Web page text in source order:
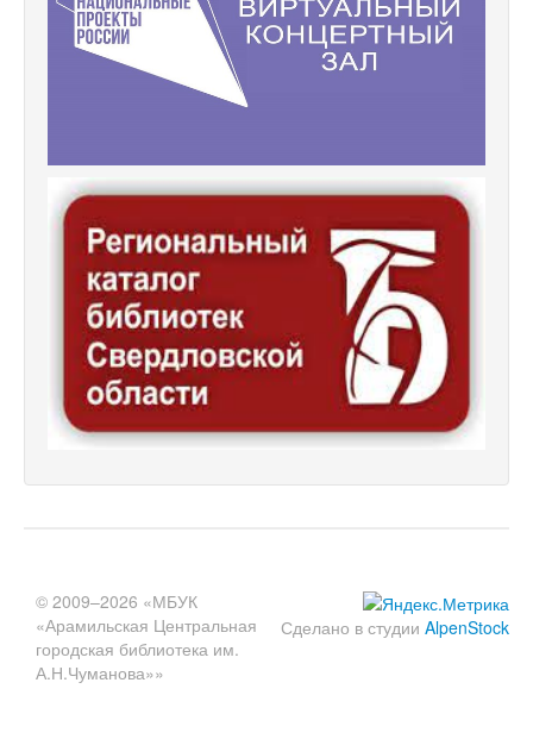
Сделано в студии AlpenStock
© 2009–2026 «МБУК
«Арамильская Центральная
городская библиотека им.
А.Н.Чуманова»»